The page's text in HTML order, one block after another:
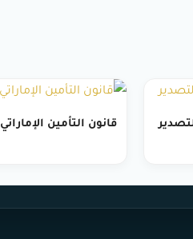
قانون التأمين الإماراتي